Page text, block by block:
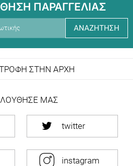
ΠΑΡΑΓΓΕΛΙΑΣ
ΑΝΑΖΗΤΗΣΗ
ΣΤΗΝ ΑΡΧΗ
ΜΑΣ
twitter
instagram